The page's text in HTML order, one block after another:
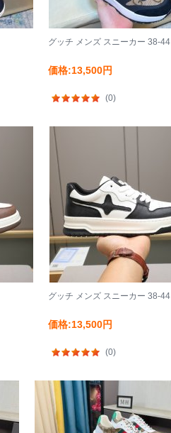
グッチ メンズ スニーカー 38-44
価格:13,500円
(0)
グッチ メンズ スニーカー 38-44
価格:13,500円
(0)